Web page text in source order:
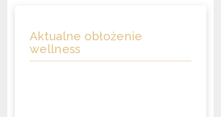
Aktualne obłożenie
wellness